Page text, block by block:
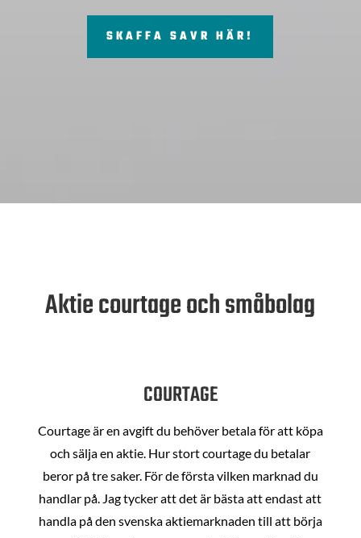
SKAFFA SAVR HÄR!
Aktie courtage och småbolag
COURTAGE
Courtage är en avgift du behöver betala för att köpa
och sälja en aktie. Hur stort courtage du betalar
beror på tre saker. För de första vilken marknad du
handlar på. Jag tycker att det är bästa att endast att
handla på den svenska aktiemarknaden till att börja